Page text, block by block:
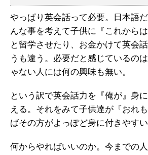
やっぱり英会話って必要。日本語
んな事を考えて子供に『これから
と留学させたり、お金かけて英会
うも違う。必要だと感じているの
ゃない人には何の興味も無い。
という訳で英会話力を『俺が』身
える。それをみて子供達が『おれ
ばその方がよっぽど身に付きやすい
何からやればいいのか。今までの